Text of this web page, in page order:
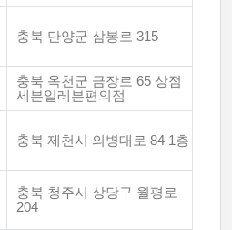
충북 단양군 삼봉로 315
충북 옥천군 금장로 65 상점
세븐일레븐편의점
충북 제천시 의병대로 84 1층
충북 청주시 상당구 월평로
204